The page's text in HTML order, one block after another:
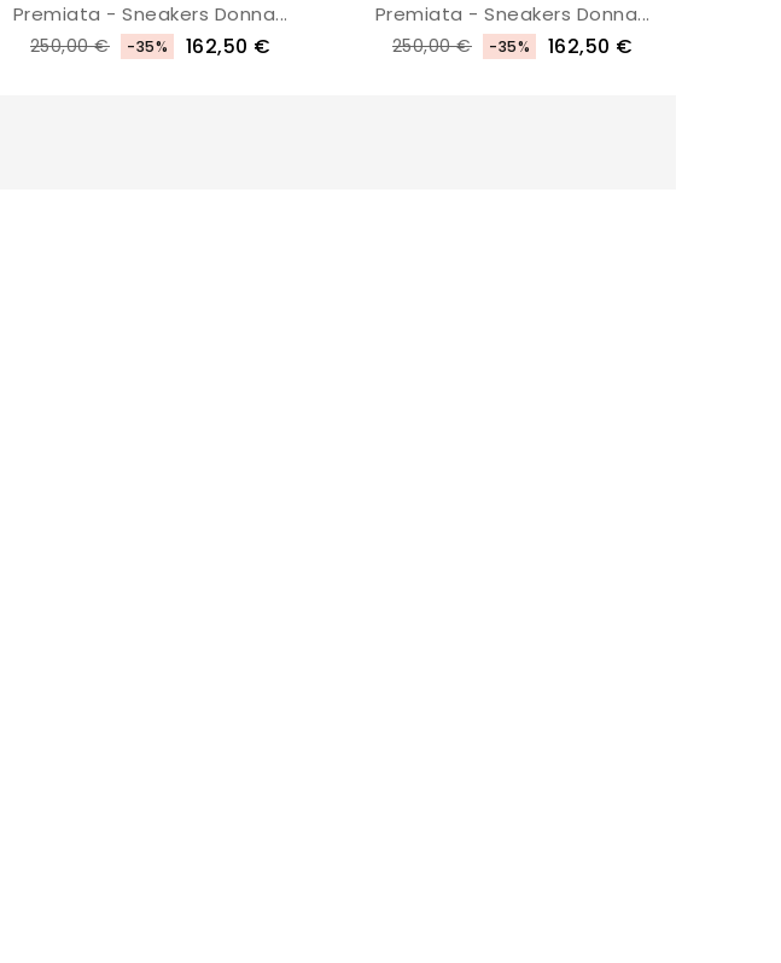
Premiata - Sneakers Donna...
250,00 € -35% 162,50 €
Premiata - Sneakers Donna...
250,00 € -35% 162,50 €